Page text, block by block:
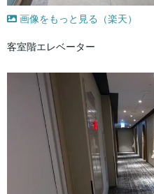
画像をもっと見る（楽天）
客室階エレベーター